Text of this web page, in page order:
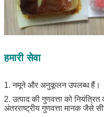
हमारी सेवा
1. नमूने और अनुकूलन उपलब्ध हैं।
2. उत्पाद की गुणवत्ता को
अंतरराष्ट्रीय गुणवत्ता मानक